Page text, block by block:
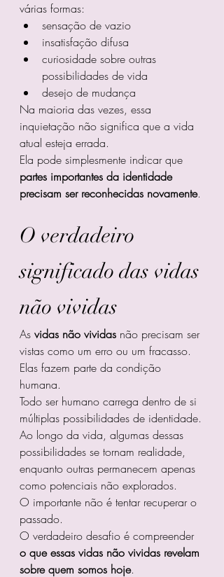
várias formas:
sensação de vazio
insatisfação difusa
curiosidade sobre outras
possibilidades de vida
desejo de mudança
Na maioria das vezes, essa
inquietação não significa que a vida
atual esteja errada.
Ela pode simplesmente indicar que
partes importantes da identidade
precisam ser reconhecidas novamente.
O verdadeiro
significado das vidas
não vividas
As vidas não vividas não precisam ser
vistas como um erro ou um fracasso.
Elas fazem parte da condição
humana.
Todo ser humano carrega dentro de si
múltiplas possibilidades de identidade.
Ao longo da vida, algumas dessas
possibilidades se tornam realidade,
enquanto outras permanecem apenas
como potenciais não explorados.
O importante não é tentar recuperar o
passado.
O verdadeiro desafio é compreender
o que essas vidas não vividas revelam
sobre quem somos hoje.